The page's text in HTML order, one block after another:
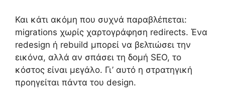
Και κάτι ακόμη που συχνά παραβλέπεται:
migrations χωρίς χαρτογράφηση redirects. Ένα
redesign ή rebuild μπορεί να βελτιώσει την
εικόνα, αλλά αν σπάσει τη δομή SEO, το
κόστος είναι μεγάλο. Γι’ αυτό η στρατηγική
προηγείται πάντα του design.